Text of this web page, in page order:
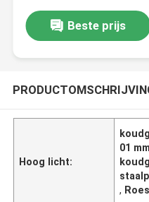
Beste prijs
Hoog licht:
01
,